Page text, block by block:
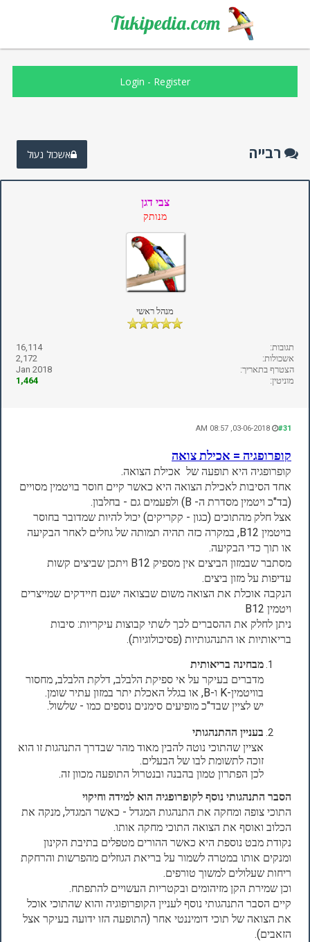
Tukipedia.com
Login - Register
אשכול נעול רבייה
צבי דגן
מנותק
מנהל ראשי
תגובות:
16,114
אשכולות:
2,172
הצטרף בתאריך:
Jan 2018
מוניטין:
1,464
#31
קופרופגיה = אכילת צואה
קופרופגיה היא תופעה של אכילת הצואה.
אחד הסיבות לאכילת הצואה היא כאשר קיים חוסר בויטמין מסויים
(בד"כ ויטמין מסדרת ה- B) ולפעמים גם - בחלבון.
אצל חלק מהתוכים (כגון - קקריקים) יכול להיות שמדובר בחוסר
בויטמין B12, במקרה כזה תהיה תמותה של גוזלים לאחר הבקיעה
או תוך כדי הבקיעה.
מסתבר שבמזון הביצים אין מספיק B12 ויתכן שביצים קשות
עדיפות על מזון ביצים.
הנקבה אוכלת את הצואה משום שבצואה ישנם חיידקים שמייצרים
ויטמין B12
ניתן לחלק את ההסברים לכך לשתי קבוצות עיקריות: סיבות
בריאותיות או התנהגותיות (פסיכולוגיות).
מבחינה בריאותית
מדברים בעיקר על אי ספיקת הלבלב, דלקת הלבלב, מחסור
בוויטמין-K ו-B, או בגלל האכלת יתר במזון עתיר שומן.
יש לציין שבד"כ מופיעים סימנים נוספים כמו - שלשול.
בעניין ההתנהגותי
אציין שהתוכי נוטה להבין מאוד מהר שבדרך התנהגות זו הוא
זוכה לתשומת לבו של הבעלים.
לכן הפתרון טמון בהבנה ובנטרול התופעה מכוון זה.
הסבר התנהגותי נוסף לקופרופגיה הוא למידה וחיקוי
התוכי צופה ומחקה את התנהגות המגדל - כאשר המגדל, מנקה את
הכלוב ואוסף את הצואה התוכי מחקה אותו.
נקודת מבט נוספת היא כאשר ההורים מטפלים בתיבת הקינון
ומנקים אותו במטרה לשמור על בריאת הגוזלים מהפרשות והרחקת
ריחות שעלולים למשוך טורפים.
וכן שמירת הקן מזיהומים ובקטריות העשויים להתפתח.
קיים הסבר התנהגותי נוסף לעניין הקופרופוגיה והוא שהתוכי אוכל
את הצואה של תוכי דומיננטי אחר (התופעה הזו ידועה בעיקר אצל
הזאבים).